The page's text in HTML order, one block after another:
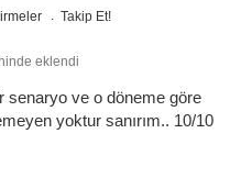
Takip Et!
eklendi
senaryo ve o döneme göre
yoktur sanırım.. 10/10